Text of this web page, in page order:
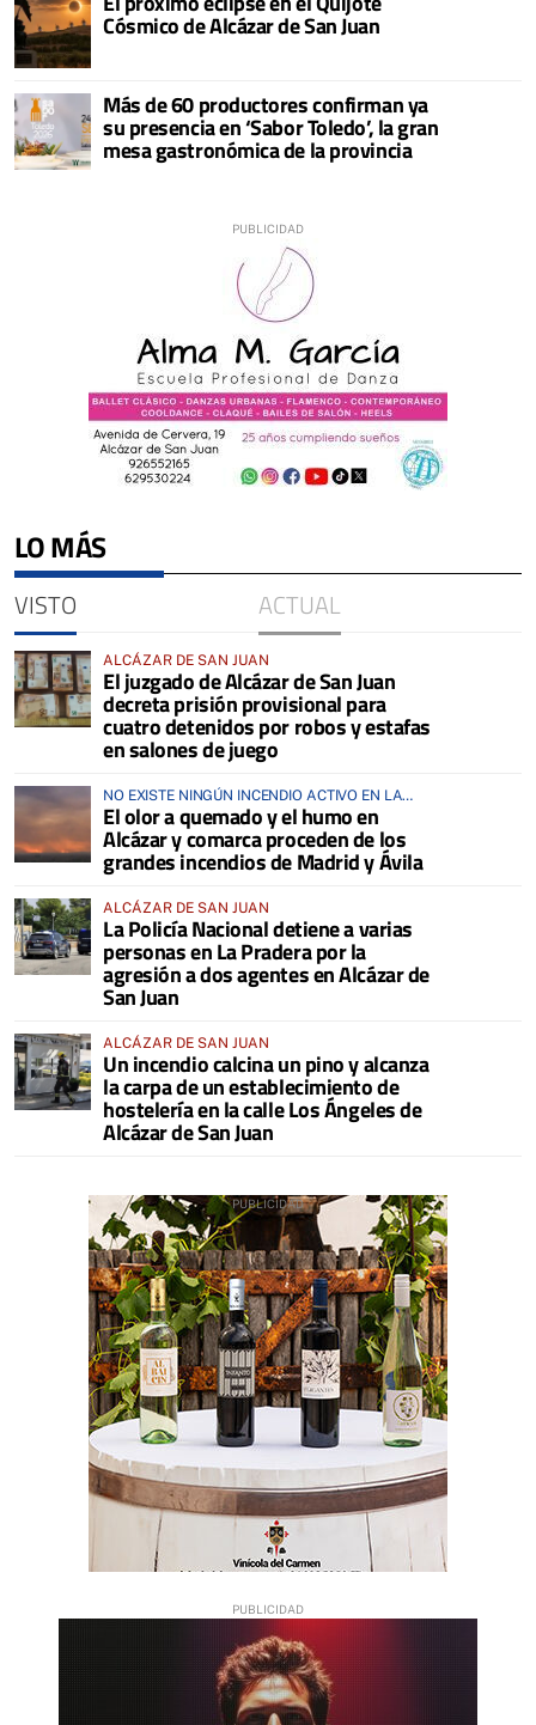
Cósmico de Alcázar de San Juan
Más de 60 productores confirman ya
su presencia en ‘Sabor Toledo’, la gran
mesa gastronómica de la provincia
LO MÁS
VISTO ACTUAL
ALCÁZAR DE SAN JUAN
El juzgado de Alcázar de San Juan
decreta prisión provisional para
cuatro detenidos por robos y estafas
en salones de juego
NO EXISTE NINGÚN INCENDIO ACTIVO EN LA
COMARCA
El olor a quemado y el humo en
Alcázar y comarca proceden de los
grandes incendios de Madrid y Ávila
ALCÁZAR DE SAN JUAN
La Policía Nacional detiene a varias
personas en La Pradera por la
agresión a dos agentes en Alcázar de
San Juan
ALCÁZAR DE SAN JUAN
Un incendio calcina un pino y alcanza
la carpa de un establecimiento de
hostelería en la calle Los Ángeles de
Alcázar de San Juan